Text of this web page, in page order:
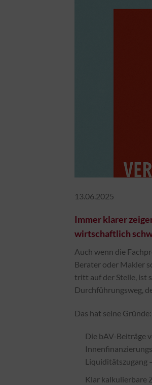
13.06.2025
Immer klarer
wirtschaftlich
Auch wenn die
Berater oder Makler
tritt auf der Stelle, ist
Durchführungsweg,
Das hat seine Gründe:
Die bAV-Beiträge
Liquiditätszugang
Klar kalkulierbare